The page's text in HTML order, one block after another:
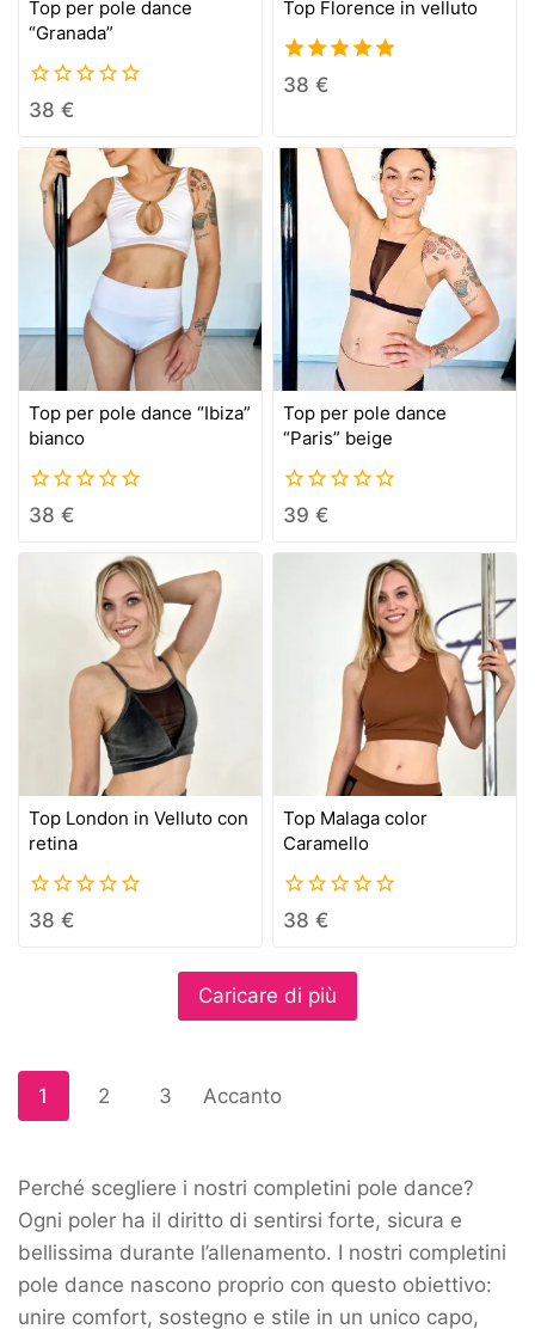
Top per pole dance
“Granada”
0
of
38 €
Top Florence in velluto
5.00
38 €
Top per pole dance “Ibiza”
bianco
0
of
38 €
Top per pole dance
“Paris” beige
0
of
39 €
Top London in Velluto con
retina
0
38 €
Top Malaga color
Caramello
0
5
38 €
Caricare di più
1 2 3 Accanto
Perché scegliere i nostri completini pole dance?
Ogni poler ha il diritto di sentirsi forte, sicura e
bellissima durante l’allenamento. I nostri completini
pole dance nascono proprio con questo obiettivo:
unire comfort, sostegno e stile in un unico capo,